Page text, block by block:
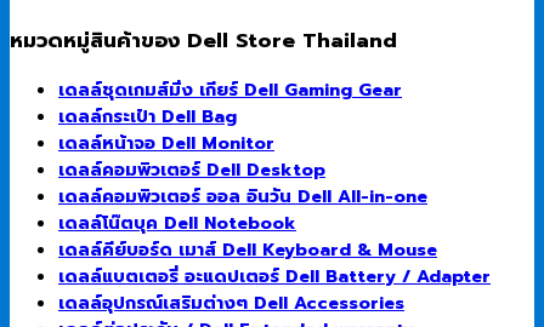
หมวดหมู่สินค้าของ Dell Store Thailand
เดลล์ชุดเกมส์มิ่ง เกียร์ Dell Gaming Gear
เดลล์กระเป๋า Dell Bag
เดลล์หน้าจอ Dell Monitor
เดลล์คอมพิวเตอร์ Dell Desktop
เดลล์คอมพิวเตอร์ ออล อินวัน Dell All-in-one
เดลล์โน๊ตบุค Dell Notebook
เดลล์คีย์บอร์ด เมาส์ Dell Keyboard & Mouse
เดลล์แบตเตอรี่ อะแดปเตอร์ Dell Battery / Adapter
เดลล์อุปกรณ์เสริมต่างๆ Dell Accessories